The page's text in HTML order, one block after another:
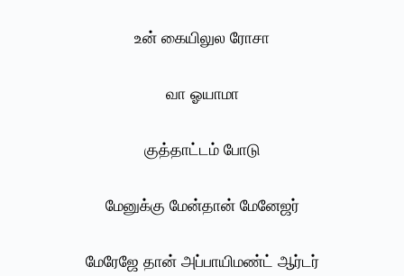
உன் கையிலுல ரோசா
வா ஓயாமா
குத்தாட்டம் போடு
மேனுக்கு மேன்தான் மேனேஜர்
மேரேஜே தான் அப்பாயிமண்ட் ஆர்டர்